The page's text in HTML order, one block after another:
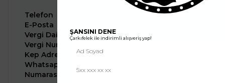
Telefon
E-Posta
Vergi Dairesi
ESENLER
Vergi Numarası
Kep Adresi
hifaelektronik@hs01.kep.tr
Whatsapp
Numarası
ŞANSINI DENE
Çarkıfelek ile indirimli alışveriş yap!